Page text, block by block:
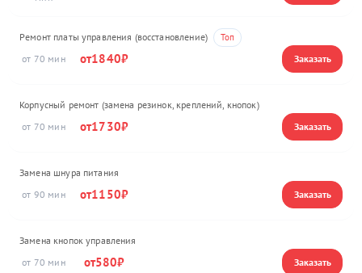
Ремонт платы управления (восстановление)
70
1840
Корпусный ремонт (замена резинок, креплений, кнопок)
70
1730
Замена шнура питания
90
1150
Замена кнопок управления
70
580